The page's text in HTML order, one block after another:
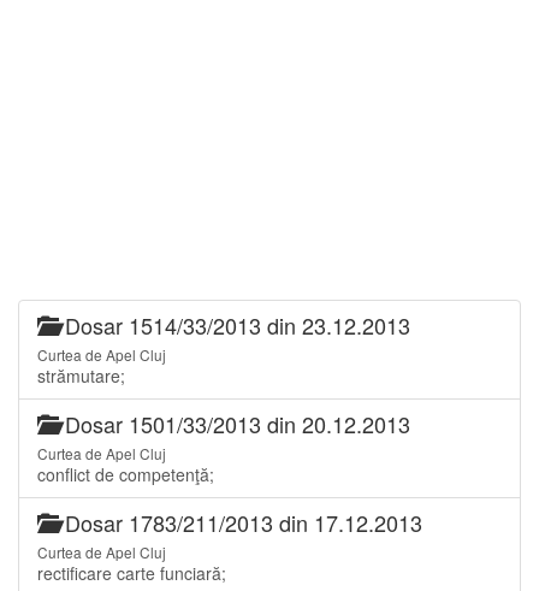
Dosar 1514/33/2013 din 23.12.2013
Curtea de Apel Cluj
strămutare;
Dosar 1501/33/2013 din 20.12.2013
Curtea de Apel Cluj
conflict de competenţă;
Dosar 1783/211/2013 din 17.12.2013
Curtea de Apel Cluj
rectificare carte funciară;